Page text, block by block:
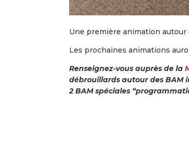
Une première animation autour
Les prochaines animations
Renseignez-vous auprès de la
débrouillards autour des BAM
2 BAM spéciales